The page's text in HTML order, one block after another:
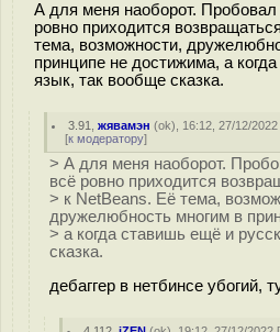
А для меня наоборот.
ровно приходится
тема, возможности,
принципе не достижима, а
язык, так вообще сказка.
3.91 ,жявамэн (ok), 16:12, 27/12/2022
[к модератору]
> А для меня наоборот.
всё ровно приходится
> к NetBeans. Её тема,
дружелюбность многим в
> а когда ставишь ещё и
сказка.
дебаггер в нетбинсе убогий,